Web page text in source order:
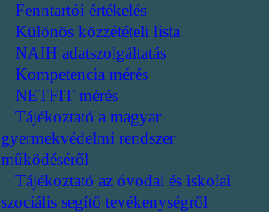
Fenntartói értékelés
Különös közzétételi lista
NAIH adatszolgáltatás
Kompetencia mérés
NETFIT mérés
Tájékoztató a magyar
gyermekvédelmi rendszer
működéséről
Tájékoztató az óvodai és iskolai
szociális segítő tevékenységről